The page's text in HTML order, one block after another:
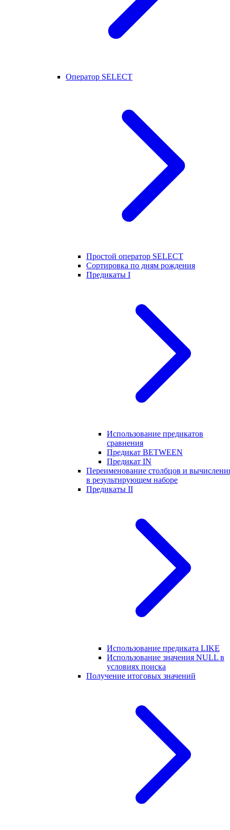
Оператор SELECT
Простой оператор SELECT
Сортировка по дням рождения
Предикаты I
Использование предикатов
сравнения
Предикат BETWEEN
Предикат IN
Переименование столбцов и
в результирующем наборе
Предикаты II
Использование предиката LIKE
Использование значения NULL в
условиях поиска
Получение итоговых значений